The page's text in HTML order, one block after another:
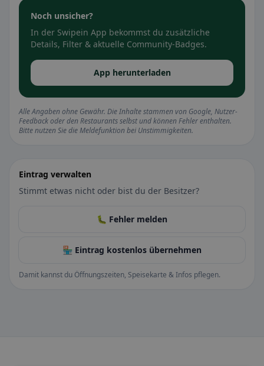
Noch unsicher?
In der Swipein App bekommst du zusätzliche
Details, Filter & aktuelle Community-Badges.
App herunterladen
Alle Angaben ohne Gewähr. Die Inhalte stammen von Google, Nutzer-
Feedback oder den Restaurants selbst und können Fehler enthalten.
Bitte nutzen Sie die Meldefunktion bei Unstimmigkeiten.
Eintrag verwalten
Stimmt etwas nicht oder bist du der Besitzer?
🐛 Fehler melden
🏪 Eintrag kostenlos übernehmen
Damit kannst du Öffnungszeiten, Speisekarte & Infos pflegen.